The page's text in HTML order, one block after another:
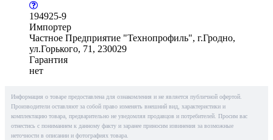
194925-9
Импортер
Частное Предприятие "Технопрофиль", г.Гродно,
ул.Горького, 71, 230029
Гарантия
нет
Информация о товаре предоставлена для ознакомления и не является публичной офертой.
Производители оставляют за собой право изменять внешний вид, характеристики и
комплектацию товара, предварительно не уведомляя продавцов и потребителей. Просим вас
отнестись с пониманием к данному факту и заранее приносим извинения за возможные
неточности в описании и фотографиях товара.